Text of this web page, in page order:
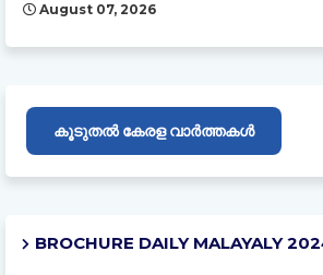
August 07, 2026
കൂടുതൽ കേരള വാർത്തകൾ
BROCHURE DAILY MALAYALY